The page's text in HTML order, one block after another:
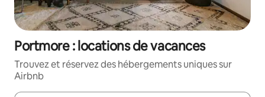
Portmore : locations de vacances
Trouvez et réservez des hébergements uniques sur
Airbnb